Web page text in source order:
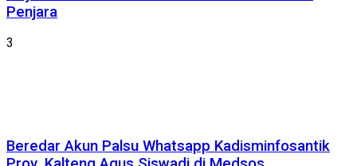
Penjara
3
Beredar Akun Palsu Whatsapp Kadisminfosantik